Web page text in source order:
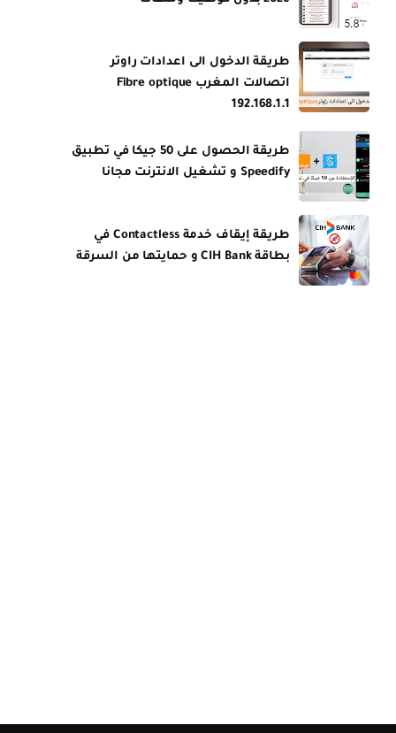
طريقة الدخول الى اعدادات راوتر
اتصالات المغرب Fibre optique
192.168.1.1
طريقة الحصول على 50 جيكا في تطبيق
Speedify و تشغيل الانترنت مجانا
طريقة إيقاف خدمة Contactless في
بطاقة CIH Bank و حمايتها من السرقة